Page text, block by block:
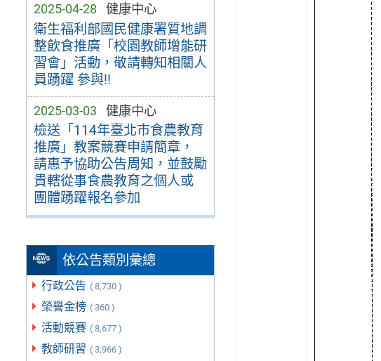
2025-04-28 健康中心
衛生福利部國民健康署質地調
整飲食推廣「校園教師增能研
習會」活動，敬請轉知相關人
員踴躍 參與!!
2025-03-03 健康中心
檢送「114年臺北市食農教育
推廣」教案競賽申請簡章，
請惠予協助公告周知，並鼓勵
貴轄從事食農教育之個人或
團體踴躍報名參加
依公告類別彙總
行政公告 ( 8,730 )
榮譽金榜 ( 360 )
活動競賽 ( 8,677 )
教師研習 ( 3,966 )